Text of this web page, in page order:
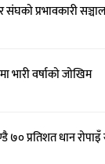
प्रभावकारी
भारी वर्षाको जोखिम
प्रतिशत धान रोपाइँ